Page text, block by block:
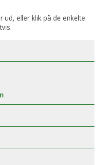
eller klik på de enkelte